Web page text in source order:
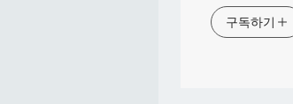
구독하기